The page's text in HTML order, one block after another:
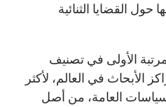
حول القضايا الثنائية
الأولى في تصنيف
الأبحاث في العالم، لأكثر
العامة، من أصل